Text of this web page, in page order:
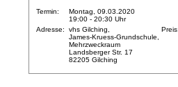
Termin:
Montag, 09.03.2020
19:00 - 20:30 Uhr
Adresse:
vhs Gilching,
James-Kruess-Grundschule,
Mehrzweckraum
Landsberger Str. 17
82205 Gilching